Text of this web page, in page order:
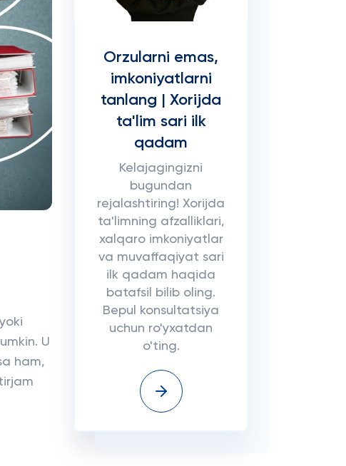
U
ham,
Orzularni emas,
imkoniyatlarni
tanlang | Xorijda
ta'lim sari ilk
qadam
Kelajagingizni
bugundan
rejalashtiring! Xorijda
ta'limning afzalliklari,
xalqaro imkoniyatlar
va muvaffaqiyat sari
ilk qadam haqida
batafsil bilib oling.
Bepul konsultatsiya
uchun ro'yxatdan
o'ting.